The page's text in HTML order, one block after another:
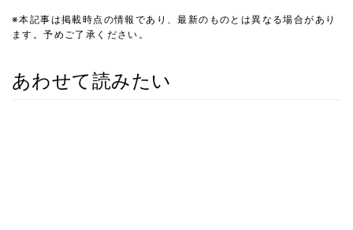
※本記事は掲載時点の情報であり、最新のものとは異なる場合があり
ます。予めご了承ください。
あわせて読みたい